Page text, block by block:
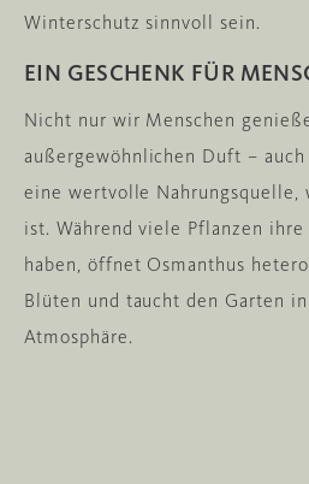
Winterschutz sinnvoll sein.
EIN GESCHENK FÜR
Nicht nur wir Menschen
außergewöhnlichen Duft –
eine wertvolle Nahrungsquelle,
ist. Während viele Pflanzen
haben, öffnet Osmanthus
Blüten und taucht den Garten
Atmosphäre.